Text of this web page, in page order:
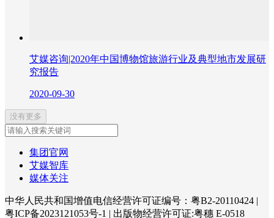
艾媒咨询|2020年中国博物馆旅游行业及典型地市发展研
究报告
2020-09-30
没有更多
集团官网
艾媒智库
媒体关注
中华人民共和国增值电信经营许可证编号：粤B2-20110424 |
粤ICP备2023121053号-1 | 出版物经营许可证:粤穗 E-0518